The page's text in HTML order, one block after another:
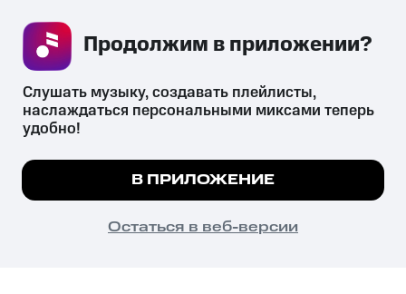
СКАЧАТЬ ПРИЛОЖЕНИЕ
психотропных веществ, их аналогов причиняет вред здоровью,
их незаконный оборот запрещён и влечёт установленную
законодательством ответственность.
© 2026 ООО «КИОН».
Все права защищены
Мы используем куки, чтобы на сайте все
Подробнее
ПОНЯТНО
Слушать музыку, создавать плейлисты,
наслаждаться персональными миксами теперь
удобно!
В ПРИЛОЖЕНИЕ
Остаться в веб-версии